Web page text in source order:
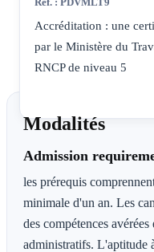
Accréditation : une
par le Ministère du
RNCP de niveau 5
Modalités
Admission
les prérequis
minimale d'un an. Les
des compétences
administratifs. L'aptitude